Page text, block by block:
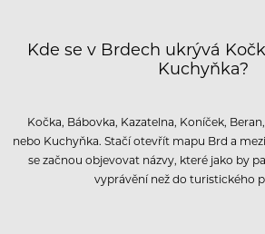
Kde se v Brdech ukrývá
Kuchyňka?
Kočka, Bábovka, Kazatelna, Koníček,
nebo Kuchyňka. Stačí otevřít mapu Brd a
se začnou objevovat názvy, které jako by
vyprávění než do turistického